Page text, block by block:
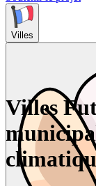
Villes
Villes